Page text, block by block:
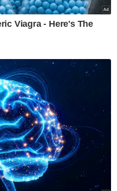
petrol,
premis menjual
kawasan di
Setia di
catat IPU tidak sihat